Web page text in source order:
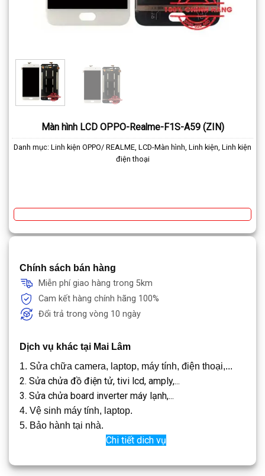
Màn hình LCD OPPO-Realme-F1S-A59 (ZIN)
Danh mục: Linh kiện OPPO/ REALME, LCD-Màn hình, Linh kiện, Linh kiện
điện thoại
Chính sách bán hàng
Miễn phí giao hàng trong 5km
Cam kết hàng chính hãng 100%
Đổi trả trong vòng 10 ngày
Dịch vụ khác tại Mai Lâm
1. Sửa chữa camera, laptop, máy tính, điện thoại,...
2. Sửa chửa đồ điện tử, tivi lcd, amply,...
3. Sửa chửa board inverter máy lạnh,...
4. Vệ sinh máy tính, laptop.
5. Bảo hành tại nhà.
Chi tiết dich vụ